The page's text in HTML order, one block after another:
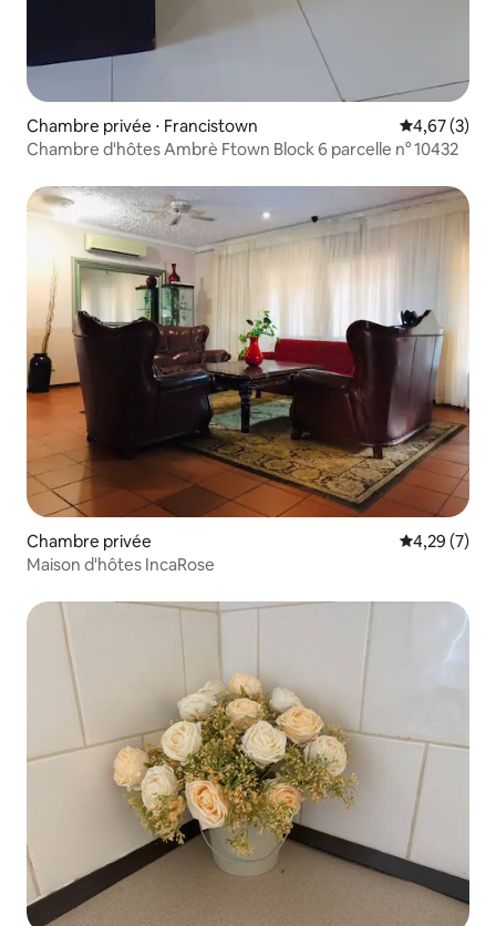
Chambre privée ⋅ Francistown Évaluation
4,67 (3)
Chambre d'hôtes Ambrè Ftown Block 6 parcelle n° 10432
Chambre privée Évaluation
4,29 (7)
Maison d'hôtes IncaRose